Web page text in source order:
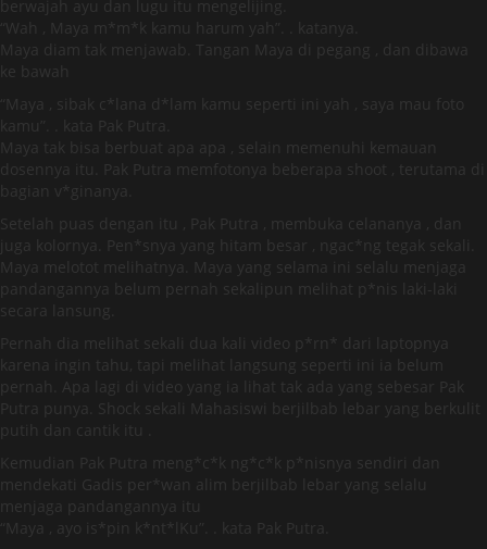
berwajah ayu dan lugu itu mengelijing.
“Wah , Maya m*m*k kamu harum yah”. . katanya.
Maya diam tak menjawab. Tangan Maya di pegang , dan dibawa
ke bawah
“Maya , sibak c*lana d*lam kamu seperti ini yah , saya mau foto
kamu”. . kata Pak Putra.
Maya tak bisa berbuat apa apa , selain memenuhi kemauan
dosennya itu. Pak Putra memfotonya beberapa shoot , terutama di
bagian v*ginanya.
Setelah puas dengan itu , Pak Putra , membuka celananya , dan
juga kolornya. Pen*snya yang hitam besar , ngac*ng tegak sekali.
Maya melotot melihatnya. Maya yang selama ini selalu menjaga
pandangannya belum pernah sekalipun melihat p*nis laki-laki
secara lansung.
Pernah dia melihat sekali dua kali video p*rn* dari laptopnya
karena ingin tahu, tapi melihat langsung seperti ini ia belum
pernah. Apa lagi di video yang ia lihat tak ada yang sebesar Pak
Putra punya. Shock sekali Mahasiswi berjilbab lebar yang berkulit
putih dan cantik itu .
Kemudian Pak Putra meng*c*k ng*c*k p*nisnya sendiri dan
mendekati Gadis per*wan alim berjilbab lebar yang selalu
menjaga pandangannya itu
“Maya , ayo is*pin k*nt*lKu”. . kata Pak Putra.